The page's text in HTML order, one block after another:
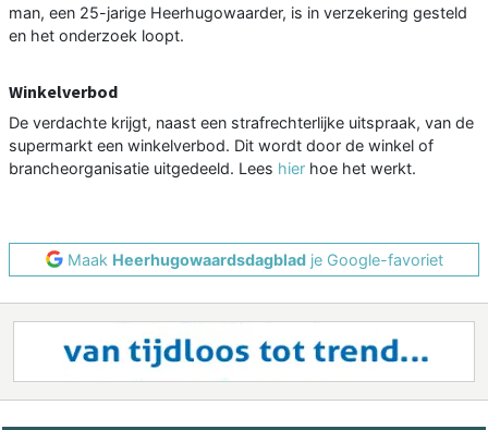
man, een 25-jarige Heerhugowaarder, is in verzekering gesteld
en het onderzoek loopt.
Winkelverbod
De verdachte krijgt, naast een strafrechterlijke uitspraak, van de
supermarkt een winkelverbod. Dit wordt door de winkel of
brancheorganisatie uitgedeeld. Lees hier hoe het werkt.
Maak Heerhugowaardsdagbladje Google-favoriet